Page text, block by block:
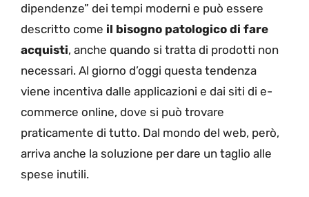
dipendenze” dei tempi moderni e può essere
descritto come il bisogno patologico di fare
acquisti, anche quando si tratta di prodotti non
necessari. Al giorno d’oggi questa tendenza
viene incentiva dalle applicazioni e dai siti di e-
commerce online, dove si può trovare
praticamente di tutto. Dal mondo del web, però,
arriva anche la soluzione per dare un taglio alle
spese inutili.